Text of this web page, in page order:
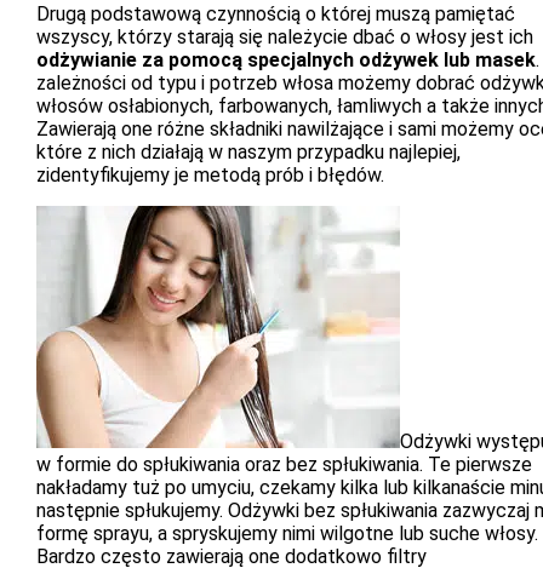
Drugą podstawową czynnością o której muszą pamiętać
wszyscy, którzy starają się należycie dbać o włosy jest ich
odżywianie za pomocą specjalnych odżywek lub masek
zależności od typu i potrzeb włosa możemy dobrać
włosów osłabionych, farbowanych, łamliwych a także
Zawierają one różne składniki nawilżające i sami możemy
które z nich działają w naszym przypadku najlepiej,
zidentyfikujemy je metodą prób i błędów.
Odżywki
w formie do spłukiwania oraz bez spłukiwania. Te pierwsze
nakładamy tuż po umyciu, czekamy kilka lub kilkanaście
następnie spłukujemy. Odżywki bez spłukiwania zazwyczaj
formę sprayu, a spryskujemy nimi wilgotne lub suche włosy.
Bardzo często zawierają one dodatkowo filtry